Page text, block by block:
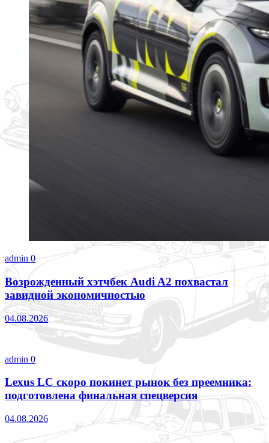
admin 0
Возрожденный хэтчбек Audi A2 похвастал
завидной экономичностью
04.08.2026
admin 0
Lexus LC скоро покинет рынок без преемника:
подготовлена финальная спецверсия
04.08.2026